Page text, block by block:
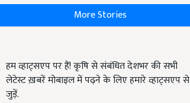
More Stories
हम व्हाट्सएप पर हैं! कृषि से संबंधित देशभर की सभी
लेटेस्ट ख़बरें मोबाइल में पढ़ने के लिए हमारे व्हाट्सएप से
जुड़ें.